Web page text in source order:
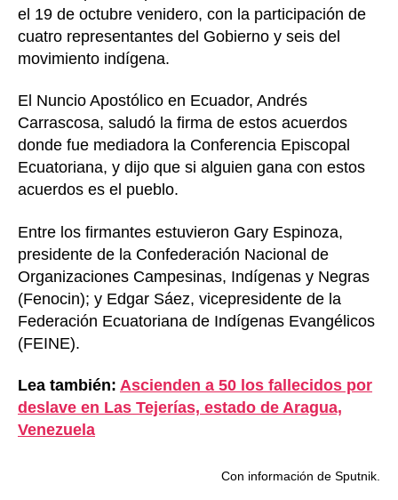
el 19 de octubre venidero, con la participación de
cuatro representantes del Gobierno y seis del
movimiento indígena.
El Nuncio Apostólico en Ecuador, Andrés
Carrascosa, saludó la firma de estos acuerdos
donde fue mediadora la Conferencia Episcopal
Ecuatoriana, y dijo que si alguien gana con estos
acuerdos es el pueblo.
Entre los firmantes estuvieron Gary Espinoza,
presidente de la Confederación Nacional de
Organizaciones Campesinas, Indígenas y Negras
(Fenocin); y Edgar Sáez, vicepresidente de la
Federación Ecuatoriana de Indígenas Evangélicos
(FEINE).
Lea también: Ascienden a 50 los fallecidos por
deslave en Las Tejerías, estado de Aragua,
Venezuela
Con información de Sputnik.